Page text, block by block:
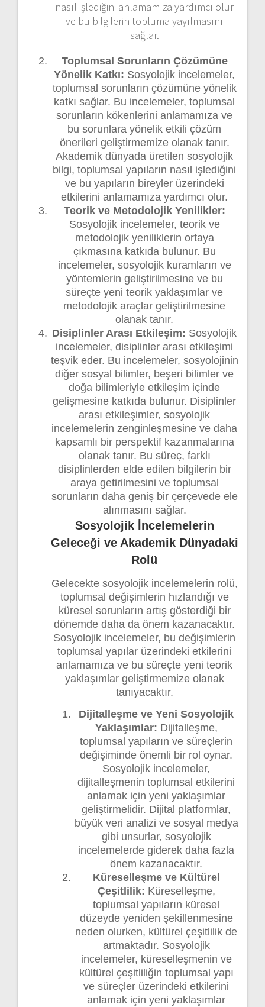
nasıl işlediğini anlamamıza yardımcı olur
ve bu bilgilerin topluma yayılmasını
sağlar.
Toplumsal Sorunların Çözümüne
Yönelik Katkı: Sosyolojik incelemeler,
toplumsal sorunların çözümüne yönelik
katkı sağlar. Bu incelemeler, toplumsal
sorunların kökenlerini anlamamıza ve
bu sorunlara yönelik etkili çözüm
önerileri geliştirmemize olanak tanır.
Akademik dünyada üretilen sosyolojik
bilgi, toplumsal yapıların nasıl işlediğini
ve bu yapıların bireyler üzerindeki
etkilerini anlamamıza yardımcı olur.
Teorik ve Metodolojik Yenilikler:
Sosyolojik incelemeler, teorik ve
metodolojik yeniliklerin ortaya
çıkmasına katkıda bulunur. Bu
incelemeler, sosyolojik kuramların ve
yöntemlerin geliştirilmesine ve bu
süreçte yeni teorik yaklaşımlar ve
metodolojik araçlar geliştirilmesine
olanak tanır.
Disiplinler Arası Etkileşim: Sosyolojik
incelemeler, disiplinler arası etkileşimi
teşvik eder. Bu incelemeler, sosyolojinin
diğer sosyal bilimler, beşeri bilimler ve
doğa bilimleriyle etkileşim içinde
gelişmesine katkıda bulunur. Disiplinler
arası etkileşimler, sosyolojik
incelemelerin zenginleşmesine ve daha
kapsamlı bir perspektif kazanmalarına
olanak tanır. Bu süreç, farklı
disiplinlerden elde edilen bilgilerin bir
araya getirilmesini ve toplumsal
sorunların daha geniş bir çerçevede ele
alınmasını sağlar.
Sosyolojik İncelemelerin
Geleceği ve Akademik Dünyadaki
Rolü
Gelecekte sosyolojik incelemelerin rolü,
toplumsal değişimlerin hızlandığı ve
küresel sorunların artış gösterdiği bir
dönemde daha da önem kazanacaktır.
Sosyolojik incelemeler, bu değişimlerin
toplumsal yapılar üzerindeki etkilerini
anlamamıza ve bu süreçte yeni teorik
yaklaşımlar geliştirmemize olanak
tanıyacaktır.
Dijitalleşme ve Yeni Sosyolojik
Yaklaşımlar: Dijitalleşme,
toplumsal yapıların ve süreçlerin
değişiminde önemli bir rol oynar.
Sosyolojik incelemeler,
dijitalleşmenin toplumsal etkilerini
anlamak için yeni yaklaşımlar
geliştirmelidir. Dijital platformlar,
büyük veri analizi ve sosyal medya
gibi unsurlar, sosyolojik
incelemelerde giderek daha fazla
önem kazanacaktır.
Küreselleşme ve Kültürel
Çeşitlilik: Küreselleşme,
toplumsal yapıların küresel
düzeyde yeniden şekillenmesine
neden olurken, kültürel çeşitlilik de
artmaktadır. Sosyolojik
incelemeler, küreselleşmenin ve
kültürel çeşitliliğin toplumsal yapı
ve süreçler üzerindeki etkilerini
anlamak için yeni yaklaşımlar